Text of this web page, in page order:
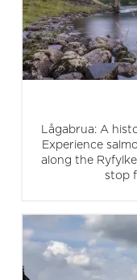
Lågabrua: A
Experience
along the
stop